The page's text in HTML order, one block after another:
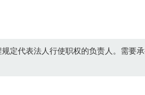
定代表法人行使职权的负责人。需要承